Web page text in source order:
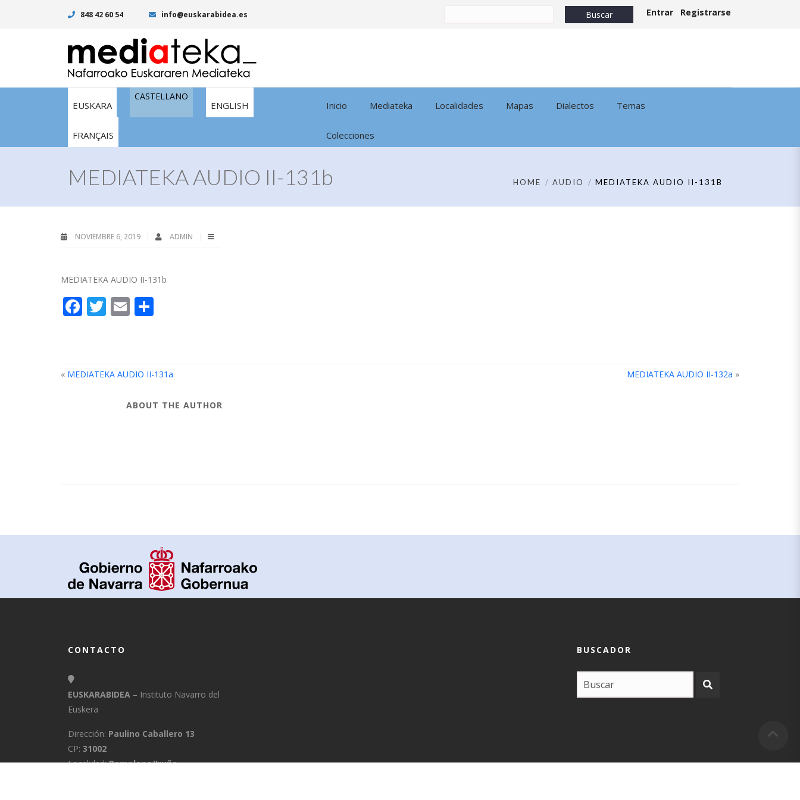
848 42 60 54 info@euskarabidea.es Entrar Registrarse
EUSKARA
CASTELLANO
ENGLISH
FRANÇAIS
Inicio Mediateka Localidades Mapas Dialectos Temas
Colecciones
MEDIATEKA AUDIO II-131b HOME AUDIO MEDIATEKA AUDIO II-131B
NOVIEMBRE 6, 2019 ADMIN
MEDIATEKA AUDIO II-131b
Facebook
Twitter
Email
« MEDIATEKA AUDIO II-131a MEDIATEKA AUDIO II-132a »
ABOUT THE AUTHOR
CONTACTO
EUSKARABIDEA – Instituto Navarro del
Euskera
Dirección: Paulino Caballero 13
CP: 31002
Localidad:Pamplona/Iruña
BUSCADOR